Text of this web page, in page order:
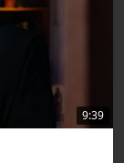
9:39